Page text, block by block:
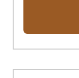
快適な暮